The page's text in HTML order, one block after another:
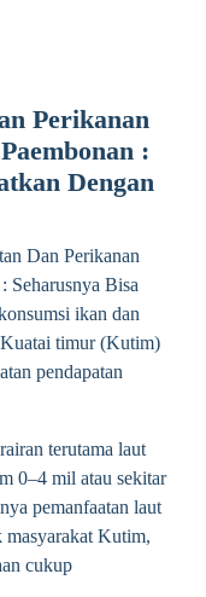
Perikanan
:
Dengan
Dan Perikanan
Seharusnya Bisa
ikan dan
timur (Kutim)
pendapatan
terutama laut
0–4 mil atau sekitar
pemanfaatan laut
masyarakat Kutim,
cukup